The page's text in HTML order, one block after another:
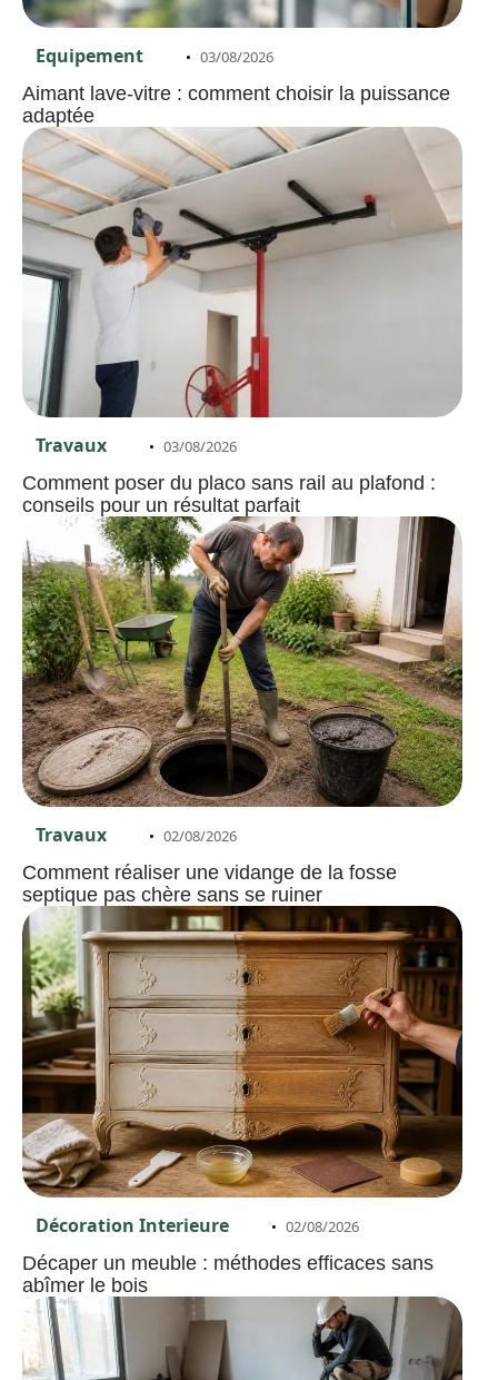
Equipement 03/08/2026
Aimant lave-vitre : comment choisir la puissance
adaptée
Travaux 03/08/2026
Comment poser du placo sans rail au plafond :
conseils pour un résultat parfait
Travaux 02/08/2026
Comment réaliser une vidange de la fosse
septique pas chère sans se ruiner
Décoration Interieure 02/08/2026
Décaper un meuble : méthodes efficaces sans
abîmer le bois